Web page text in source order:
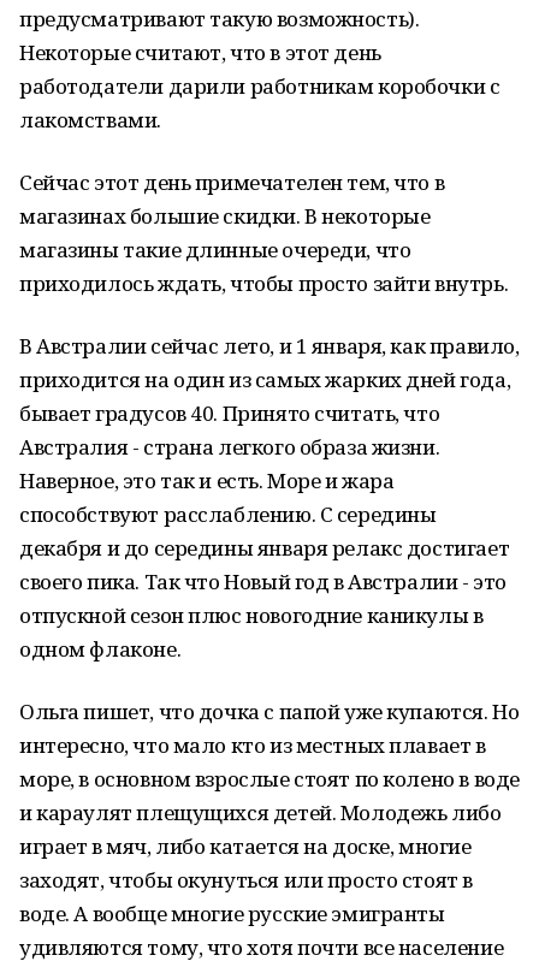
предусматривают такую возможность).
Некоторые считают, что в этот день
работодатели дарили работникам коробочки с
лакомствами.
Сейчас этот день примечателен тем, что в
магазинах большие скидки. В некоторые
магазины такие длинные очереди, что
приходилось ждать, чтобы просто зайти внутрь.
В Австралии сейчас лето, и 1 января, как правило,
приходится на один из самых жарких дней года,
бывает градусов 40. Принято считать, что
Австралия - страна легкого образа жизни.
Наверное, это так и есть. Море и жара
способствуют расслаблению. С середины
декабря и до середины января релакс достигает
своего пика. Так что Новый год в Австралии - это
отпускной сезон плюс новогодние каникулы в
одном флаконе.
Ольга пишет, что дочка с папой уже купаются. Но
интересно, что мало кто из местных плавает в
море, в основном взрослые стоят по колено в воде
и караулят плещущихся детей. Молодежь либо
играет в мяч, либо катается на доске, многие
заходят, чтобы окунуться или просто стоят в
воде. А вообще многие русские эмигранты
удивляются тому, что хотя почти все население